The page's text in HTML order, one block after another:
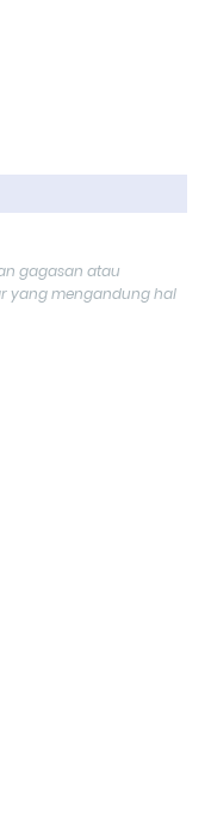
gagasan atau
yang mengandung hal